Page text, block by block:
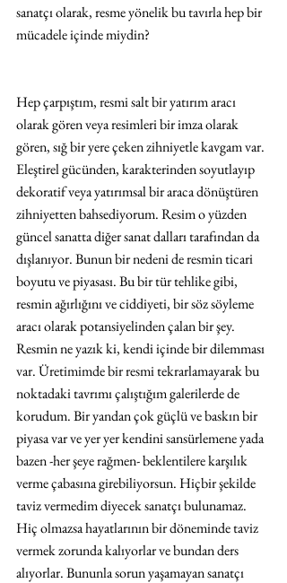
sanatçı olarak, resme yönelik bu tavırla hep bir
mücadele içinde miydin?
Hep çarpıştım, resmi salt bir yatırım aracı
olarak gören veya resimleri bir imza olarak
gören, sığ bir yere çeken zihniyetle kavgam var.
Eleştirel gücünden, karakterinden soyutlayıp
dekoratif veya yatırımsal bir araca dönüştüren
zihniyetten bahsediyorum. Resim o yüzden
güncel sanatta diğer sanat dalları tarafından da
dışlanıyor. Bunun bir nedeni de resmin ticari
boyutu ve piyasası. Bu bir tür tehlike gibi,
resmin ağırlığını ve ciddiyeti, bir söz söyleme
aracı olarak potansiyelinden çalan bir şey.
Resmin ne yazık ki, kendi içinde bir dilemması
var. Üretimimde bir resmi tekrarlamayarak bu
noktadaki tavrımı çalıştığım galerilerde de
korudum. Bir yandan çok güçlü ve baskın bir
piyasa var ve yer yer kendini sansürlemene yada
bazen -her şeye rağmen- beklentilere karşılık
verme çabasına girebiliyorsun. Hiçbir şekilde
taviz vermedim diyecek sanatçı bulunamaz.
Hiç olmazsa hayatlarının bir döneminde taviz
vermek zorunda kalıyorlar ve bundan ders
alıyorlar. Bununla sorun yaşamayan sanatçı